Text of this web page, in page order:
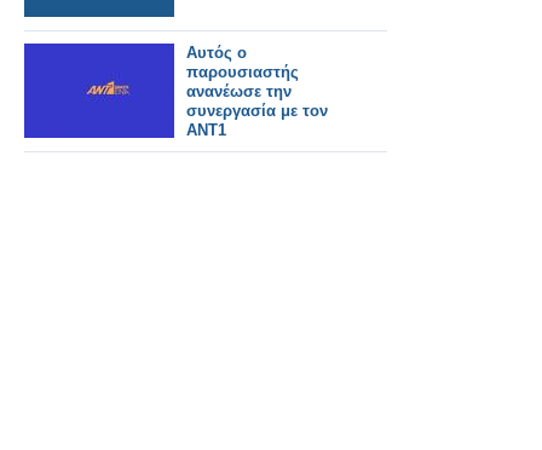
Αυτός ο
παρουσιαστής
ανανέωσε την
συνεργασία με τον
ΑΝΤ1